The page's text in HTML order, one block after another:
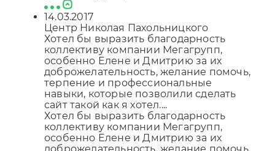
14.03.2017
Центр Николая Пахольницкого
Хотел бы выразить благодарность
коллективу компании Мегагрупп,
особенно Елене и Дмитрию за их
доброжелательность, желание помочь,
терпение и профессиональные
навыки, которые позволили сделать
сайт такой как я хотел....
Хотел бы выразить благодарность
коллективу компании Мегагрупп,
особенно Елене и Дмитрию за их